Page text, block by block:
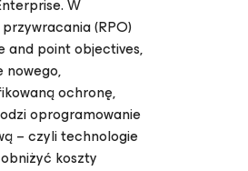
. W
(RPO)
and point objectives,
nowego,
ochronę,
oprogramowanie
– czyli technologie
koszty